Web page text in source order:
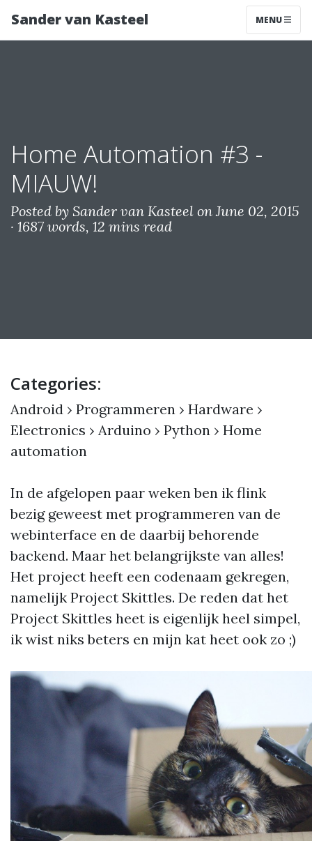
Sander van Kasteel MENU
Home Automation #3 -
MIAUW!
Posted by Sander van Kasteel on June 02, 2015
· 1687 words, 12 mins read
Categories:
Android › Programmeren › Hardware ›
Electronics › Arduino › Python › Home
automation
In de afgelopen paar weken ben ik flink
bezig geweest met programmeren van de
webinterface en de daarbij behorende
backend. Maar het belangrijkste van alles!
Het project heeft een codenaam gekregen,
namelijk Project Skittles. De reden dat het
Project Skittles heet is eigenlijk heel simpel,
ik wist niks beters en mijn kat heet ook zo ;)